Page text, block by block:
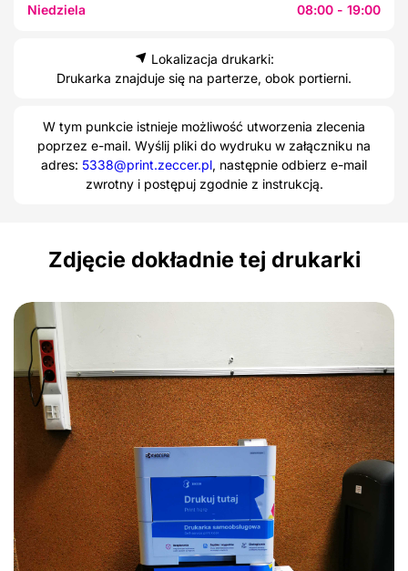
Niedziela
08:00 - 19:00
Lokalizacja drukarki:
Drukarka znajduje się na parterze, obok portierni.
W tym punkcie istnieje możliwość utworzenia zlecenia
poprzez e-mail. Wyślij pliki do wydruku w załączniku na
adres: 5338@print.zeccer.pl, następnie odbierz e-mail
zwrotny i postępuj zgodnie z instrukcją.
Zdjęcie dokładnie tej drukarki